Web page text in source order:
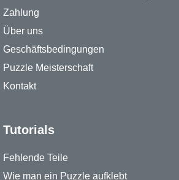
Zahlung
Über uns
Geschäftsbedingungen
Puzzle Meisterschaft
Kontakt
Tutorials
Fehlende Teile
Wie man ein Puzzle aufklebt